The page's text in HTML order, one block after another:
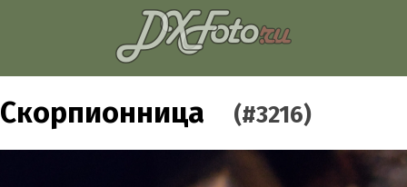
Скорпионница (#3216)